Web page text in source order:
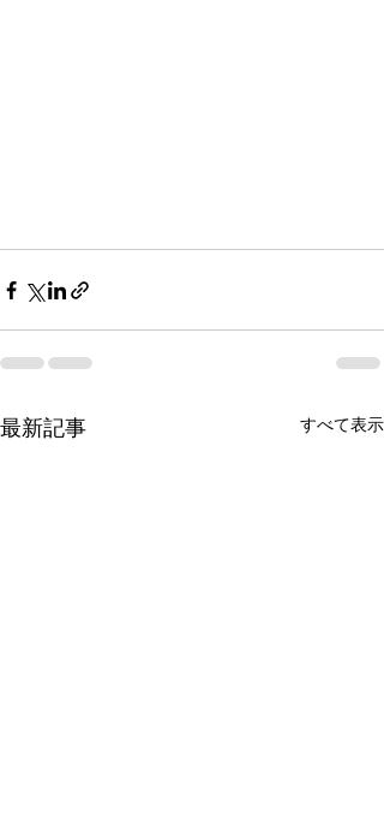
最新記事 すべて表示